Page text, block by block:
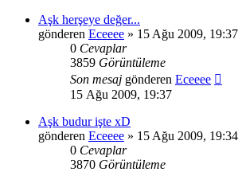
Aşk herşeye değer...
gönderen Eceeee » 15 Ağu 2009, 19:37
0 Cevaplar
3859 Görüntüleme
Son mesaj gönderen Eceeee
15 Ağu 2009, 19:37
Aşk budur işte xD
gönderen Eceeee » 15 Ağu 2009, 19:34
0 Cevaplar
3870 Görüntüleme